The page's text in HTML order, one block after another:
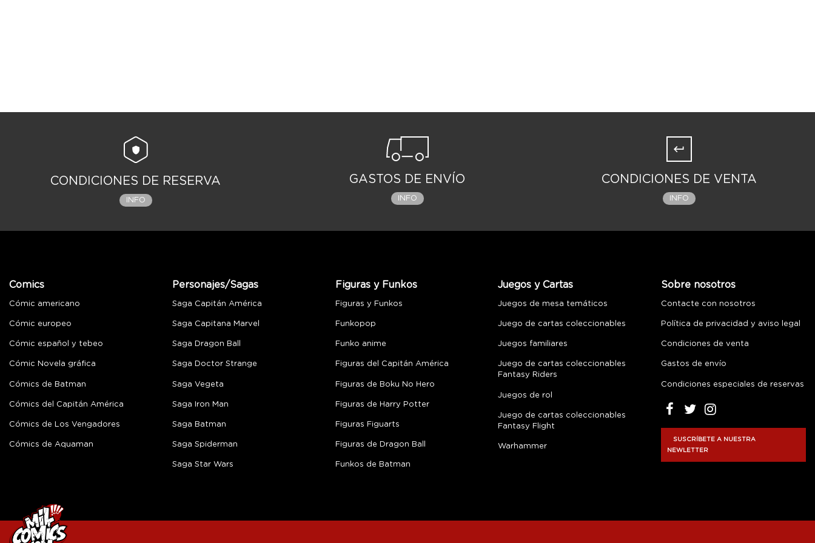
CONDICIONES DE RESERVA
INFO
GASTOS DE ENVÍO
INFO
CONDICIONES DE VENTA
INFO
Comics
Cómic americano
Cómic europeo
Cómic español y tebeo
Cómic Novela gráfica
Cómics de Batman
Cómics del Capitán América
Cómics de Los Vengadores
Cómics de Aquaman
Personajes/Sagas
Saga Capitán América
Saga Capitana Marvel
Saga Dragon Ball
Saga Doctor Strange
Saga Vegeta
Saga Iron Man
Saga Batman
Saga Spiderman
Saga Star Wars
Figuras y Funkos
Figuras y Funkos
Funkopop
Funko anime
Figuras del Capitán América
Figuras de Boku No Hero
Figuras de Harry Potter
Figuras Figuarts
Figuras de Dragon Ball
Funkos de Batman
Juegos y Cartas
Juegos de mesa temáticos
Juego de cartas coleccionables
Juegos familiares
Juego de cartas coleccionables
Fantasy Riders
Juegos de rol
Juego de cartas coleccionables
Fantasy Flight
Warhammer
Sobre nosotros
Contacte con nosotros
Política de privacidad y aviso legal
Condiciones de venta
Gastos de envío
Condiciones especiales de reservas
SUSCRÍBETE A NUESTRA
NEWLETTER